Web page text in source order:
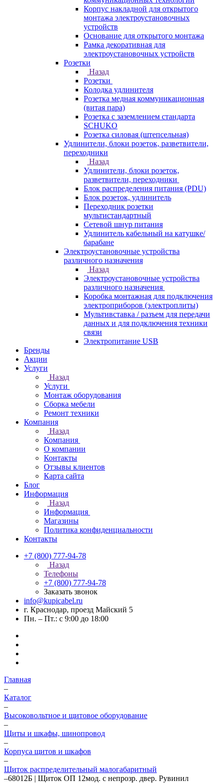
Корпус накладной для открытого
монтажа электроустановочных
устройств
Основание для открытого монтажа
Рамка декоративная для
электроустановочных устройств
Розетки
Назад
Розетки
Колодка удлинителя
Розетка медная коммуникационная
(витая пара)
Розетка с заземлением стандарта
SCHUKO
Розетка силовая (штепсельная)
Удлинители, блоки розеток, разветвители,
переходники
Назад
Удлинители, блоки розеток,
разветвители, переходники
Блок распределения питания (PDU)
Блок розеток, удлинитель
Переходник розетки
мультистандартный
Сетевой шнур питания
Удлинитель кабельный на катушке/
барабане
Электроустановочные устройства
различного назначения
Назад
Электроустановочные устройства
различного назначения
Коробка монтажная для подключения
электроприборов (электроплиты)
Мультивставка / разъем для передачи
данных и для подключения техники
связи
Электропитание USB
Бренды
Акции
Услуги
Назад
Услуги
Монтаж оборудования
Сборка мебели
Ремонт техники
Компания
Назад
Компания
О компании
Контакты
Отзывы клиентов
Карта сайта
Блог
Информация
Назад
Информация
Магазины
Политика конфиденциальности
Контакты
+7 (800) 777-94-78
Назад
Телефоны
+7 (800) 777-94-78
Заказать звонок
info@kupicabel.ru
г. Краснодар, проезд Майский 5
Пн. – Пт.: с 9:00 до 18:00
Главная
–
Каталог
–
Высоковольтное и щитовое оборудование
–
Щиты и шкафы, шинопровод
–
Корпуса щитов и шкафов
–
Щиток распределительный малогабаритный
–68012Б | Щиток ОП 12мод. с непрозр. двер. Рувинил